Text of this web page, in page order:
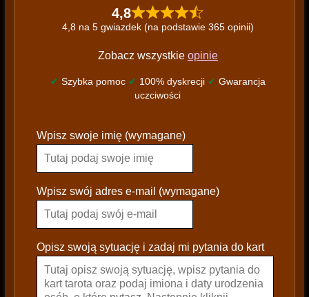
4,8
4,8 na 5 gwiazdek (na podstawie 365 opinii)
Zobacz wszystkie opinie
✔ Szybka pomoc ✔ 100% dyskrecji ✔ Gwarancja
uczciwości
l
a
s
e
a
Wpisz swoje imię (wymagane)
Wpisz swój adres e-mail (wymagane)
Opisz swoją sytuację i zadaj mi pytania do kart